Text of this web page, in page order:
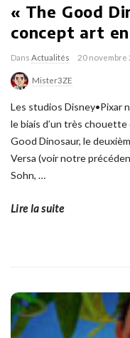
« The Good
concept art
Dans Actualités 20 novembre
Mister3ZE
Les studios Disney•Pixar
le biais d’un très
Good Dinosaur, le
Versa (voir notre
Sohn, …
Lire la suite